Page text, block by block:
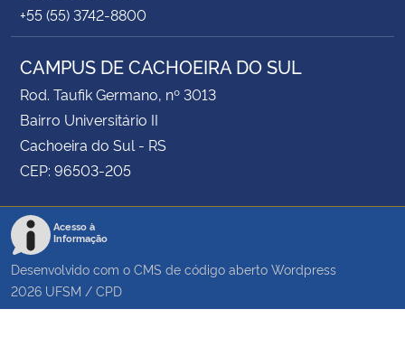
+55 (55) 3742-8800
CAMPUS DE CACHOEIRA DO SUL
Rod. Taufik Germano, nº 3013
Bairro Universitário II
Cachoeira do Sul - RS
CEP: 96503-205
Acesso à
Informação
Desenvolvido com o CMS de código aberto Wordpress
2026 UFSM / CPD